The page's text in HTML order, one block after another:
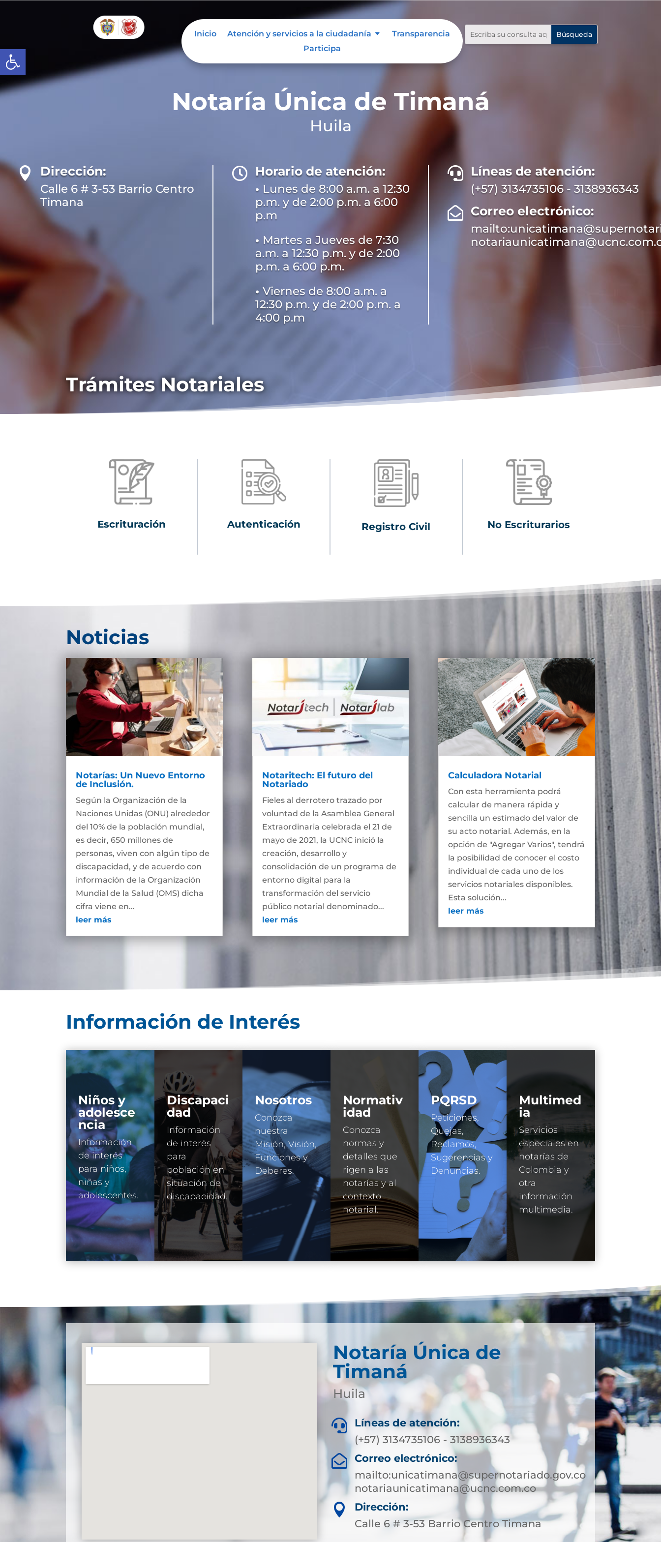
Abrir barra de herramientas
Inicio Atención y servicios a la ciudadanía
Transparencia
Participa
Notaría Única de Timaná
Huila
 Dirección:
Calle 6 # 3-53 Barrio Centro
Timana
 Horario de atención:
• Lunes de 8:00 a.m. a 12:30
p.m. y de 2:00 p.m. a 6:00
p.m
• Martes a Jueves de 7:30
a.m. a 12:30 p.m. y de 2:00
p.m. a 6:00 p.m.
•Viernes de 8:00 a.m. a
12:30 p.m. y de 2:00 p.m. a
4:00 p.m
 Líneas de atención:
(+57) 3134735106 - 3138936343
 Correo electrónico:
Trámites Notariales
Escrituración Autenticación Registro Civil No Escriturarios
Noticias
Notarías: Un Nuevo Entorno
de Inclusión.
Según la Organización de la
Naciones Unidas (ONU) alrededor
del 10% de la población mundial,
es decir, 650 millones de
personas, viven con algún tipo de
discapacidad, y de acuerdo con
información de la Organización
Mundial de la Salud (OMS) dicha
cifra viene en...
leer más
Notaritech: El futuro del
Notariado
Fieles al derrotero trazado por
voluntad de la Asamblea General
Extraordinaria celebrada el 21 de
mayo de 2021, la UCNC inició la
creación, desarrollo y
consolidación de un programa de
entorno digital para la
transformación del servicio
público notarial denominado...
leer más
Calculadora Notarial
Con esta herramienta podrá
calcular de manera rápida y
sencilla un estimado del valor de
su acto notarial. Además, en la
opción de "Agregar Varios", tendrá
la posibilidad de conocer el costo
individual de cada uno de los
servicios notariales disponibles.
Esta solución...
leer más
Información de Interés
Niños y
adolesce
ncia
Información
de interés
para niños,
niñas y
adolescentes.
Discapaci
dad
Información
de interés
para
población en
situación de
discapacidad.
Nosotros
Conozca
nuestra
Misión, Visión,
Funciones y
Deberes.
Normativ
idad
Conozca
normas y
detalles que
rigen a las
notarías y al
contexto
notarial.
PQRSD
Peticiones,
Quejas,
Reclamos,
Sugerencias y
Denuncias.
Multimed
ia
Servicios
especiales en
notarías de
Colombia y
otra
información
multimedia.
Notaría Única de
Timaná
Huila

Líneas de atención:
(+57) 3134735106 - 3138936343

Correo electrónico:
mailto:unicatimana@supernotariado.gov.co
notariaunicatimana@ucnc.com.co

Dirección:
Calle 6 # 3-53 Barrio Centro Timana